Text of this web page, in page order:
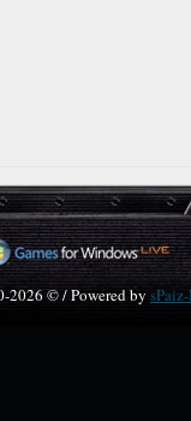
2026 © / Powered by